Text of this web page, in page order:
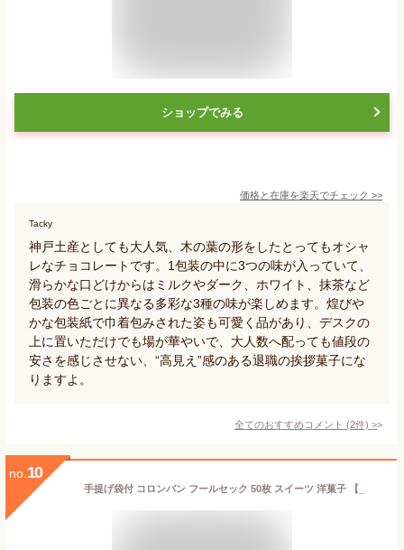
ショップでみる
価格と在庫を楽天でチェック >>
Tacky
神戸土産としても大人気、木の葉の形をしたとってもオシャ
レなチョコレートです。1包装の中に3つの味が入っていて、
滑らかな口どけからはミルクやダーク、ホワイト、抹茶など
包装の色ごとに異なる多彩な3種の味が楽しめます。煌びや
かな包装紙で巾着包みされた姿も可愛く品があり、デスクの
上に置いただけでも場が華やいで、大人数へ配っても値段の
安さを感じさせない、“高見え”感のある退職の挨拶菓子にな
りますよ。
全てのおすすめコメント (2件) >
no. 10
手提げ袋付 コロンバン フールセック 50枚 スイーツ 洋菓子 【_